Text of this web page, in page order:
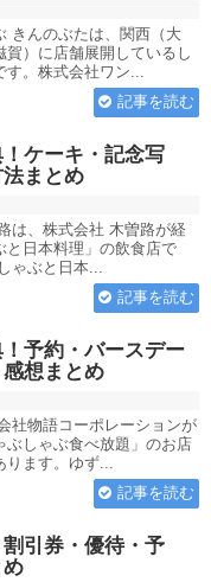
きんのぶたは、関西（大
）に店舗展開しているし
す。株式会社ワン...
記事を読む
ケーキ・記念写
まとめ
は、株式会社 木曽路が経
と日本料理」の飲食店で
ゃぶと日本...
記事を読む
予約・バースデー
想まとめ
社物語コーポレーションが
ぶしゃぶ食べ放題」のお店
ります。ゆず...
記事を読む
引券・優待・予